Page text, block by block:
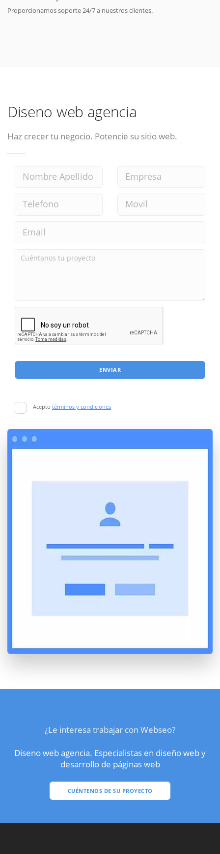
Proporcionamos soporte 24/7 a nuestros clientes.
Diseno web agencia
Haz crecer tu negocio. Potencie su sitio web.
ENVIAR
Acepto términos y condiciones
¿Le interesa trabajar con Webseo?
Diseno web agencia. Especialistas en diseño web y
desarrollo de páginas web
CUÉNTENOS DE SU PROYECTO